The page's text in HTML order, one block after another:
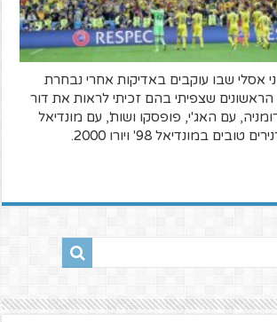
אסלי שבו עוקבים באדיקות אחרי נבחרת
הראשונים שצפיתי בהם זכיתי לראות את דור
עם האג'י, פופסקו ושות', עם מונדיאל